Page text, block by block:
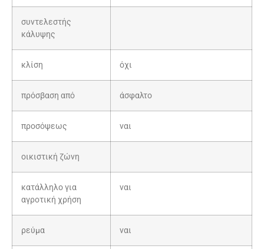
συντελεστής
κάλυψης
κλίση όχι
πρόσβαση από άσφαλτο
προσόψεως ναι
οικιστική ζώνη
κατάλληλο για
αγροτική χρήση
ναι
ρεύμα ναι